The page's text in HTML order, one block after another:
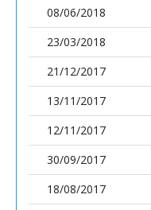
08/06/2018
23/03/2018
21/12/2017
13/11/2017
12/11/2017
30/09/2017
18/08/2017